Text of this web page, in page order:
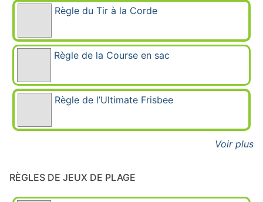
Règle du Tir à la Corde
Règle de la Course en sac
Règle de l’Ultimate Frisbee
Voir plus
RÈGLES DE JEUX DE PLAGE